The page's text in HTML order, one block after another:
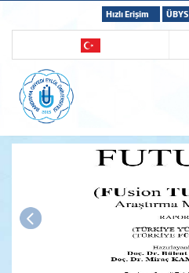
Hızlı Erişim ÜBYS